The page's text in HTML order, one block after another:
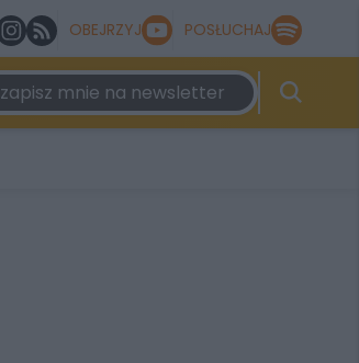
OBEJRZYJ POSŁUCHAJ
zapisz mnie na newsletter